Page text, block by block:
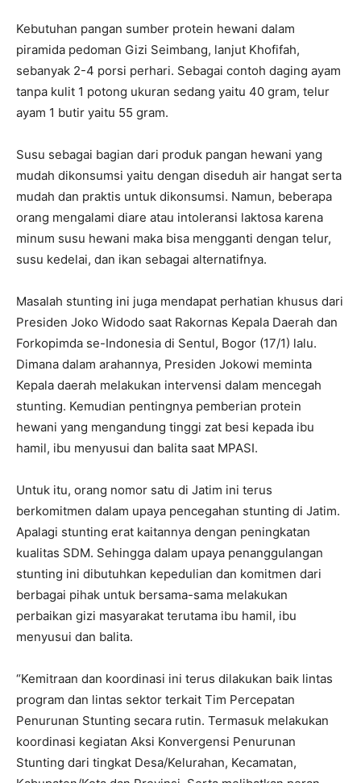
Kebutuhan pangan sumber protein hewani dalam
piramida pedoman Gizi Seimbang, lanjut Khofifah,
sebanyak 2-4 porsi perhari. Sebagai contoh daging ayam
tanpa kulit 1 potong ukuran sedang yaitu 40 gram, telur
ayam 1 butir yaitu 55 gram.
Susu sebagai bagian dari produk pangan hewani yang
mudah dikonsumsi yaitu dengan diseduh air hangat serta
mudah dan praktis untuk dikonsumsi. Namun, beberapa
orang mengalami diare atau intoleransi laktosa karena
minum susu hewani maka bisa mengganti dengan telur,
susu kedelai, dan ikan sebagai alternatifnya.
Masalah stunting ini juga mendapat perhatian khusus dari
Presiden Joko Widodo saat Rakornas Kepala Daerah dan
Forkopimda se-Indonesia di Sentul, Bogor (17/1) lalu.
Dimana dalam arahannya, Presiden Jokowi meminta
Kepala daerah melakukan intervensi dalam mencegah
stunting. Kemudian pentingnya pemberian protein
hewani yang mengandung tinggi zat besi kepada ibu
hamil, ibu menyusui dan balita saat MPASI.
Untuk itu, orang nomor satu di Jatim ini terus
berkomitmen dalam upaya pencegahan stunting di Jatim.
Apalagi stunting erat kaitannya dengan peningkatan
kualitas SDM. Sehingga dalam upaya penanggulangan
stunting ini dibutuhkan kepedulian dan komitmen dari
berbagai pihak untuk bersama-sama melakukan
perbaikan gizi masyarakat terutama ibu hamil, ibu
menyusui dan balita.
“Kemitraan dan koordinasi ini terus dilakukan baik lintas
program dan lintas sektor terkait Tim Percepatan
Penurunan Stunting secara rutin. Termasuk melakukan
koordinasi kegiatan Aksi Konvergensi Penurunan
Stunting dari tingkat Desa/Kelurahan, Kecamatan,